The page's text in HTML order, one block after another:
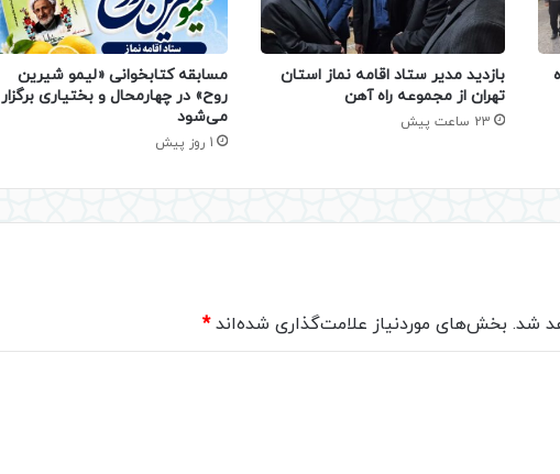
بازدید مدیر ستاد اقامه نماز استان
تهران از مجموعه راه آهن
23 ساعت پیش
مسابقه کتابخوانی «لیمو شیرین
روح» در چهارمحال و بختیاری برگزار
می‌شود
1 روز پیش
شد. بخش‌های موردنیاز علامت‌گذاری شده‌اند*